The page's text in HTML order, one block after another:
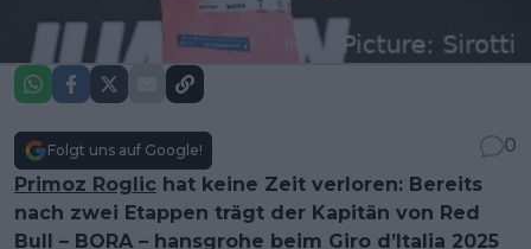
Folgt uns auf Google!
0
Primoz Roglic hat keine Zeit verloren: Bereits
nach zwei Etappen trägt der Kapitän von Red
Bull – BORA – hansgrohe beim Giro d’Italia 2025